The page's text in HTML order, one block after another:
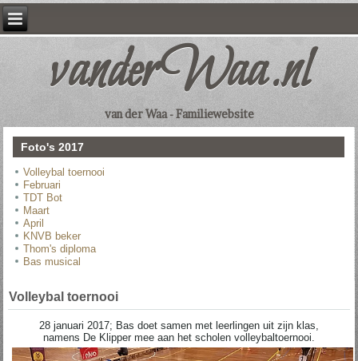
vanderWaa.nl
van der Waa - Familiewebsite
Foto's 2017
Volleybal toernooi
Februari
TDT Bot
Maart
April
KNVB beker
Thom's diploma
Bas musical
Volleybal toernooi
28 januari 2017; Bas doet samen met leerlingen uit zijn klas,
namens De Klipper mee aan het scholen volleybaltoernooi.